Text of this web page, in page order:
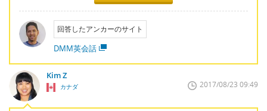
回答したアンカーのサイト
DMM英会話
Kim Z
カナダ 2017/08/23 09:49